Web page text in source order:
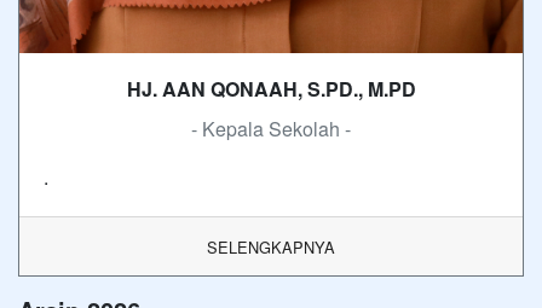
HJ. AAN QONAAH, S.PD., M.PD
- Kepala Sekolah -
.
SELENGKAPNYA